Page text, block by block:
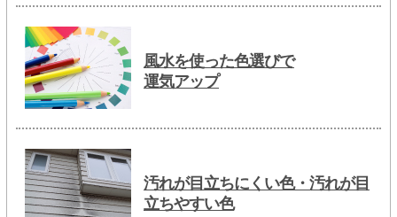
風水を使った色選びで
運気アップ
汚れが目立ちにくい色・汚れが目
立ちやすい色